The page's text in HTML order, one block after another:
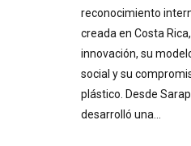
reconocimiento
creada en Costa
innovación, su
social y su
plástico. Desde
desarrolló una…